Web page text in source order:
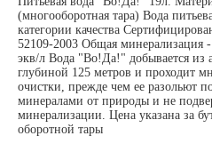
(многооборотная тара) Вода
категории качества
52109-2003 Общая минерализация
экв/л Вода "Во!Да!" добывается из
глубиной 125 метров и проходит
очистки, прежде чем ее разольют
минералами от природы и не
минерализации. Цена указана за
оборотной тары